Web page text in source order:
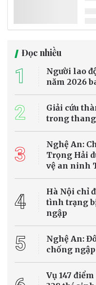
khiến thêm khoảng 49 triệu
đói cấp tính lên khoảng 274
Biến đổi khí hậu
Dự báo thời tiết Hà
nắng nóng, chiều
Trung tâm Dự báo Khí